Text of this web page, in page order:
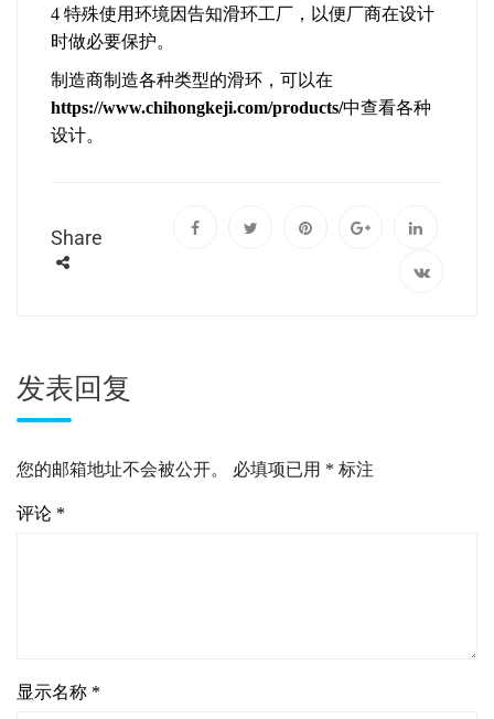
4 特殊使用环境因告知滑环工厂，以便厂商在设计
时做必要保护。
制造商制造各种类型的滑环，可以在
https://www.chihongkeji.com/products/中查看各种
设计。
Share
发表回复
您的邮箱地址不会被公开。 必填项已用 * 标注
评论 *
显示名称 *